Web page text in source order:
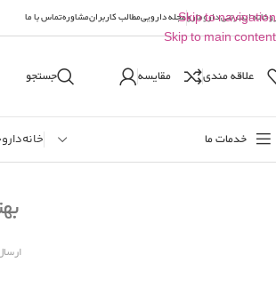
Skip to navigation
Skip to main content
اینترنتی دارومارومجله داروییمطالب کاربرانمشاورهتماس با ما
علاقه مندی مقایسه جستجو
خدمات ما خانه